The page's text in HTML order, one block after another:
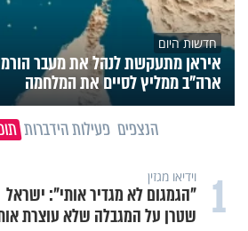
חדשות היום
איראן מתעקשת לנהל את מעבר
ארה"ב ממליץ לסיים את המלחמה
הנצפים פעילות הידברות
1 וידיאו מגזין
"הגמגום לא מגדיר אותי": ישראל
שטרן על המגבלה שלא עוצרת